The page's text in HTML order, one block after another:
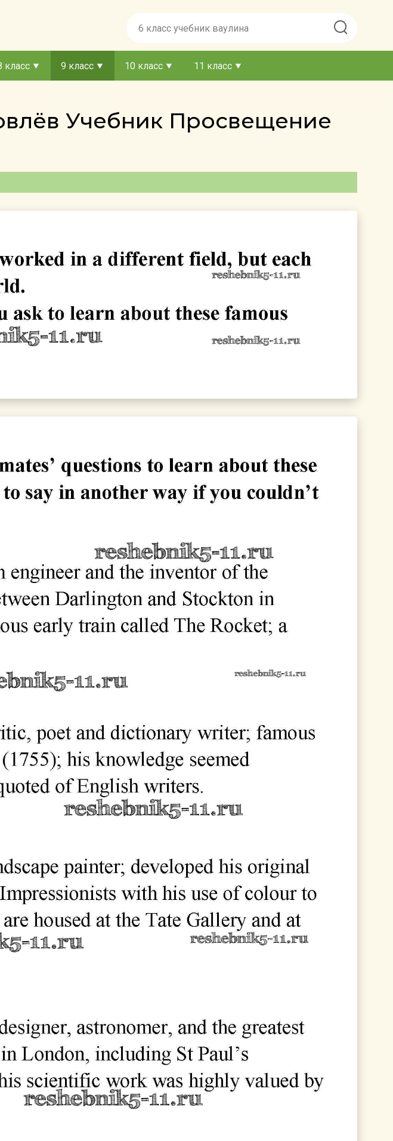
класс 9 класс 10 класс 11 класс
Учебник Просвещение